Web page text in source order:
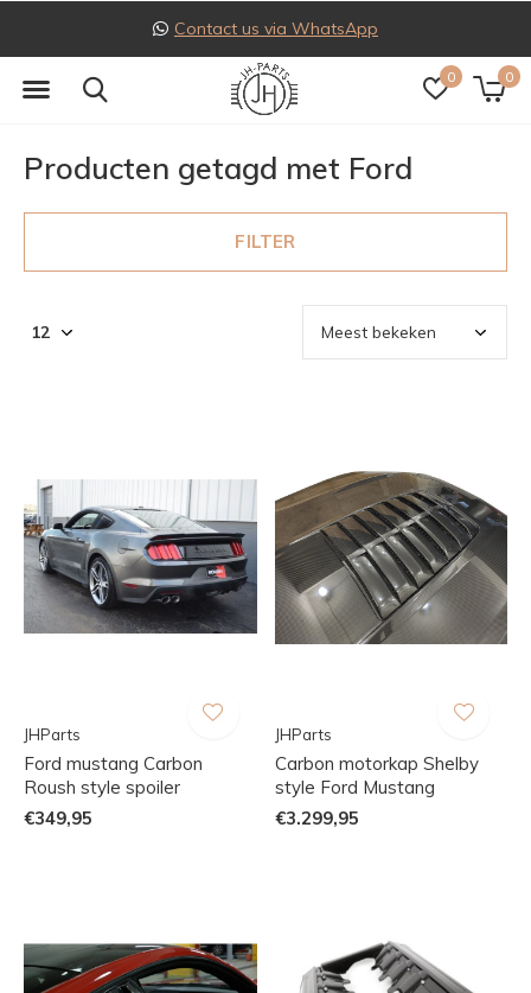
0 0
Contact us via WhatsApp
Producten getagd met Ford
FILTER
JHParts
Ford mustang Carbon
Roush style spoiler
€349,95
JHParts
Carbon motorkap Shelby
style Ford Mustang
€3.299,95